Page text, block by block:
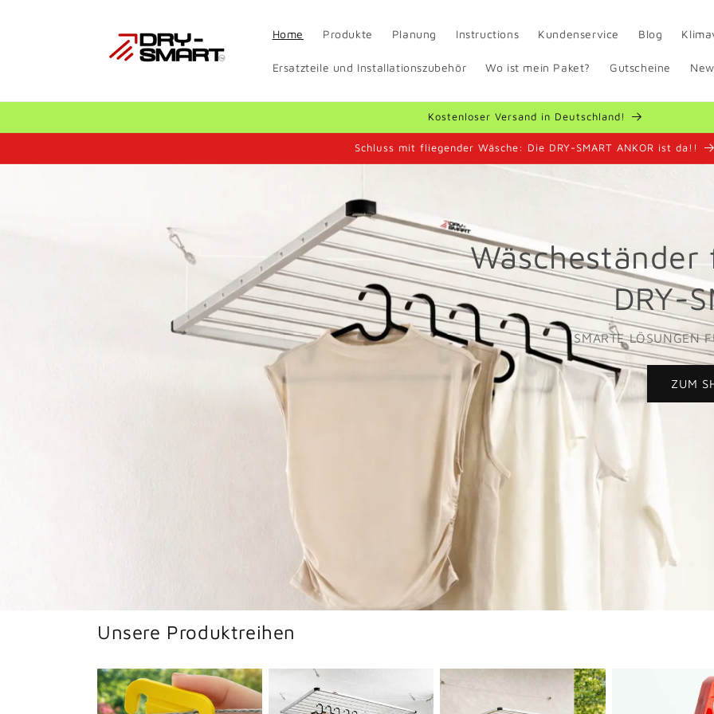
Home Produkte Planung Instructions Kundenservice Blog
Ersatzteile und Installationszubehör Wo ist mein Paket? Gutscheine
Kostenloser Versand in Deutschland!
Schluss mit fliegender Wäsche: Die DRY-SMART ANKOR ist da!!
DRY-
SMARTE LÖSUNGEN
ZUM
Unsere Produktreihen